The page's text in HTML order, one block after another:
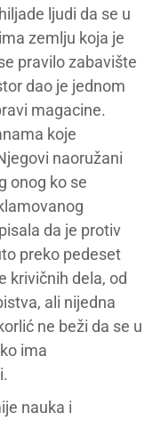
ljudi da se u
zemlju koja je
pravilo zabavište
dao je jednom
magacine.
koje
naoružani
onog ko se
da je protiv
preko pedeset
krivičnih dela, od
ali nijedna
ne beži da se u
ima
nauka i